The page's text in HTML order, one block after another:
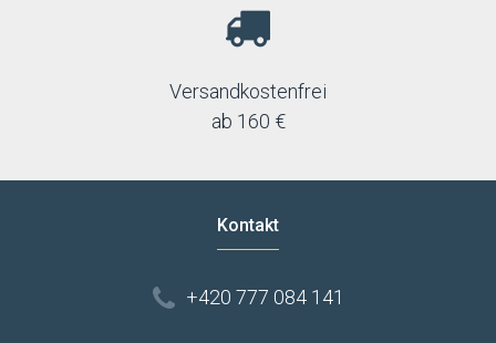
Versandkostenfrei
ab 160 €
Kontakt
+420 777 084 141